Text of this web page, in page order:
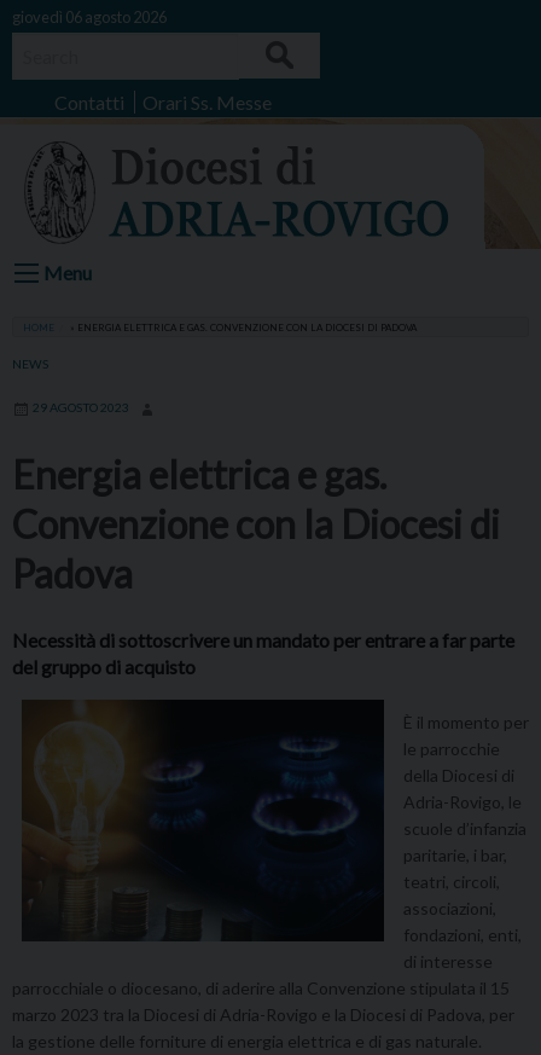
Skip
giovedì 06 agosto 2026
Contatti Orari Ss. Messe
Menu
HOME ENERGIA ELETTRICA E GAS. CONVENZIONE CON LA DIOCESI DI PADOVA
NEWS
29 AGOSTO 2023
Energia elettrica e gas.
Convenzione con la Diocesi di
Padova
Necessità di sottoscrivere un mandato per entrare a far parte
del gruppo di acquisto
È il momento per
le parrocchie
della Diocesi di
Adria-Rovigo, le
scuole d’infanzia
paritarie, i bar,
teatri, circoli,
associazioni,
fondazioni, enti,
di interesse
parrocchiale o diocesano, di aderire alla Convenzione stipulata il 15
marzo 2023 tra la Diocesi di Adria-Rovigo e la Diocesi di Padova, per
la gestione delle forniture di energia elettrica e di gas naturale.